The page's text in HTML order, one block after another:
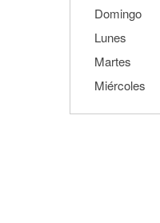
Domingo
Lunes
Martes
Miércoles